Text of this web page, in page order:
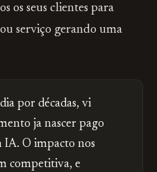
os seus clientes para
serviço gerando uma
por décadas, vi
ja nascer pago
IA. O impacto nos
competitiva, e